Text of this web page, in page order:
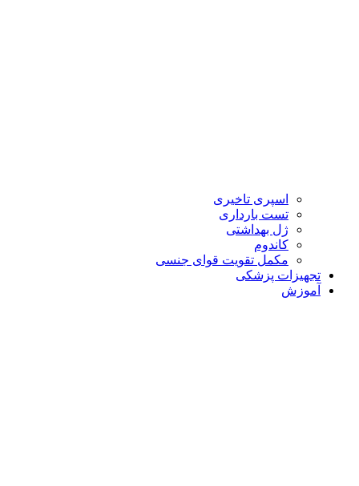
اسپری تاخیری
تست بارداری
ژل بهداشتی
کاندوم
مکمل تقویت قوای جنسی
تجهیزات پزشکی
آموزش